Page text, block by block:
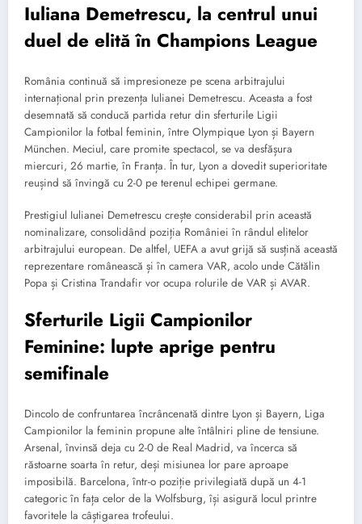
Iuliana Demetrescu, la centrul unui
duel de elită în Champions League
România continuă să impresioneze pe scena arbitrajului
internațional prin prezența Iulianei Demetrescu. Aceasta a fost
desemnată să conducă partida retur din sferturile Ligii
Campionilor la fotbal feminin, între Olympique Lyon și Bayern
München. Meciul, care promite spectacol, se va desfășura
miercuri, 26 martie, în Franța. În tur, Lyon a dovedit superioritate
reușind să învingă cu 2-0 pe terenul echipei germane.
Prestigiul Iulianei Demetrescu crește considerabil prin această
nominalizare, consolidând poziția României în rândul elitelor
arbitrajului european. De altfel, UEFA a avut grijă să susțină această
reprezentare românească și în camera VAR, acolo unde Cătălin
Popa și Cristina Trandafir vor ocupa rolurile de VAR și AVAR.
Sferturile Ligii Campionilor
Feminine: lupte aprige pentru
semifinale
Dincolo de confruntarea încrâncenată dintre Lyon și Bayern, Liga
Campionilor la feminin propune alte întâlniri pline de tensiune.
Arsenal, învinsă deja cu 2-0 de Real Madrid, va încerca să
răstoarne soarta în retur, deși misiunea lor pare aproape
imposibilă. Barcelona, într-o poziție privilegiată după un 4-1
categoric în fața celor de la Wolfsburg, își asigură locul printre
favoritele la câștigarea trofeului.